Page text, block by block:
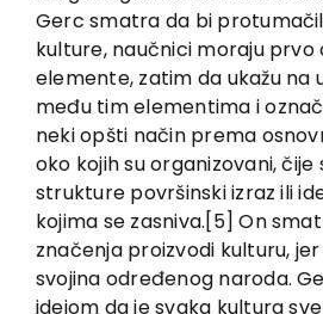
Gerc smatra da bi
kulture, naučnici moraju prvo
elemente, zatim da ukažu na
među tim elementima i
neki opšti način prema
oko kojih su organizovani, čije
strukture površinski izraz ili
kojima se zasniva.[5] On
značenja proizvodi kulturu,
svojina određenog naroda.
idejom da je svaka kultura